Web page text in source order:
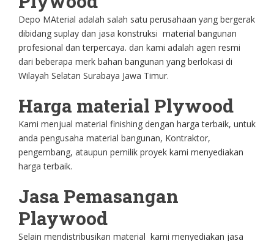
Depo MAterial adalah salah satu perusahaan yang bergerak
dibidang suplay dan jasa konstruksi material bangunan
profesional dan terpercaya. dan kami adalah agen resmi
dari beberapa merk bahan bangunan yang berlokasi di
Wilayah Selatan Surabaya Jawa Timur.
Harga material Plywood
Kami menjual material finishing dengan harga terbaik, untuk
anda pengusaha material bangunan, Kontraktor,
pengembang, ataupun pemilik proyek kami menyediakan
harga terbaik.
Jasa Pemasangan
Playwood
Selain mendistribusikan material kami menyediakan jasa